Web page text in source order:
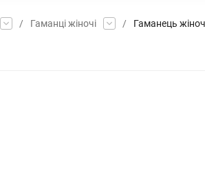
/ Гаманці жіночі /
Гаманець